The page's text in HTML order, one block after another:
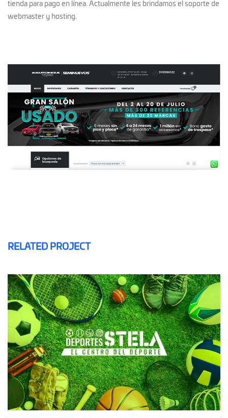
tienda para pago en línea. Actualmente les brindamos el soporte de
webmaster y hosting.
RELATED PROJECT
DEPORTES STELA
DISEÑO WEB